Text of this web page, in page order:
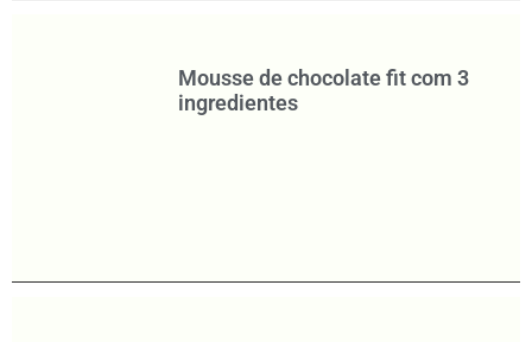
Mousse de chocolate fit com 3
ingredientes